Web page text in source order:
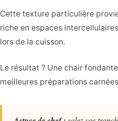
Cette texture particulière
riche en espaces
lors de la cuisson.
Le résultat ? Une chair
meilleures préparations